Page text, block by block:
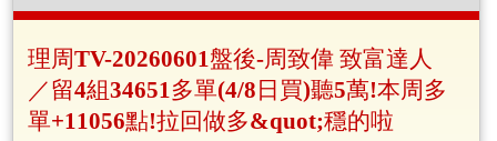
理周TV-20260601盤後-周致偉 致富達人
／留4組34651多單(4/8日買)聽5萬!本周多
單+11056點!拉回做多&quot;穩的啦